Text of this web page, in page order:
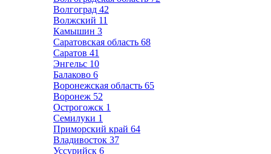
Волгоград 42
Волжский 11
Камышин 3
Саратовская область 68
Саратов 41
Энгельс 10
Балаково 6
Воронежская область 65
Воронеж 52
Острогожск 1
Семилуки 1
Приморский край 64
Владивосток 37
Уссурийск 6